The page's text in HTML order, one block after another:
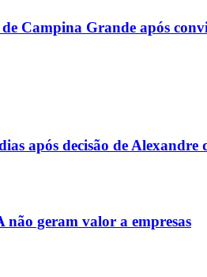
Campina Grande após
após decisão de Alexandre
não geram valor a empresas